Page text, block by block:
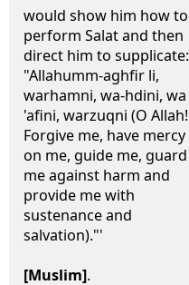
would show him how to
perform Salat and then
direct him to supplicate:
"Allahumm-aghfir li,
warhamni, wa-hdini, wa
'afini, warzuqni (O Allah!
Forgive me, have mercy
on me, guide me, guard
me against harm and
provide me with
sustenance and
salvation)."'
[Muslim].